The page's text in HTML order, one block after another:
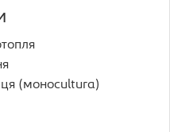
(моноcultura)